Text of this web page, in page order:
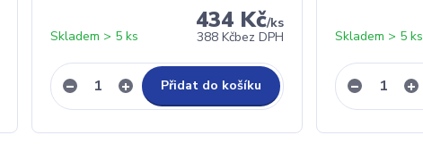
434 Kč/ks
388 Kčbez DPH
Skladem > 5 ks
Přidat do košíku
Skladem > 5 ks